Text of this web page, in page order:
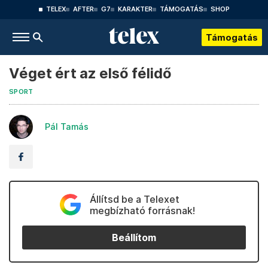
TELEX AFTER G7 KARAKTER TÁMOGATÁS SHOP
Támogatás
Véget ért az első félidő
SPORT
Pál Tamás
Állítsd be a Telexet
megbízható forrásnak!
Beállítom